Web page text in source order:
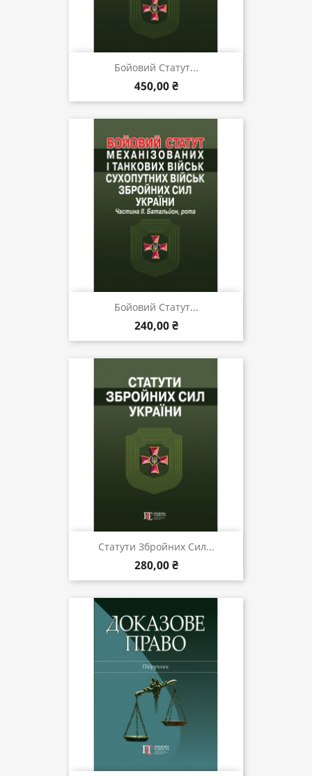
Бойовий Статут...
450,00 ₴
Бойовий Статут...
240,00 ₴
Статути Збройних Сил...
280,00 ₴